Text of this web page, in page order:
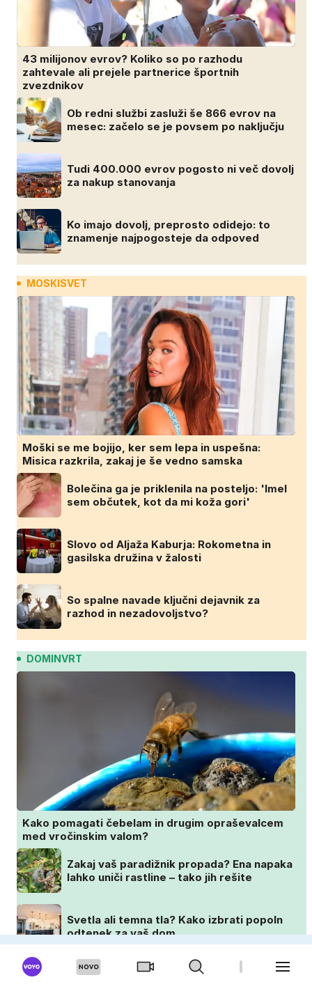
43 milijonov evrov? Koliko so po razhodu
zahtevale ali prejele partnerice športnih
zvezdnikov
Ob redni službi zasluži še 866 evrov na
mesec: začelo se je povsem po naključju
Tudi 400.000 evrov pogosto ni več dovolj
za nakup stanovanja
Ko imajo dovolj, preprosto odidejo: to
znamenje najpogosteje da odpoved
MOSKISVET
Moški se me bojijo, ker sem lepa in uspešna:
Misica razkrila, zakaj je še vedno samska
Bolečina ga je priklenila na posteljo: 'Imel
sem občutek, kot da mi koža gori'
Slovo od Aljaža Kaburja: Rokometna in
gasilska družina v žalosti
So spalne navade ključni dejavnik za
razhod in nezadovoljstvo?
DOMINVRT
Kako pomagati čebelam in drugim opraševalcem
med vročinskim valom?
Zakaj vaš paradižnik propada? Ena napaka
lahko uniči rastline – tako jih rešite
Svetla ali temna tla? Kako izbrati popoln
odtenek za vaš dom
Posadite jih avgusta in cvetele bodo vse